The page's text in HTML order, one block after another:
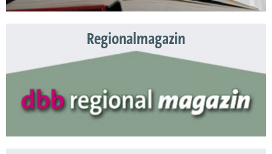
Regionalmagazin